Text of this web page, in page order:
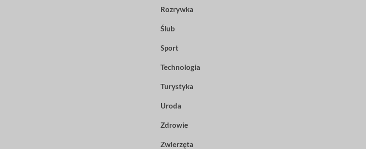
Rozrywka
Ślub
Sport
Technologia
Turystyka
Uroda
Zdrowie
Zwierzęta